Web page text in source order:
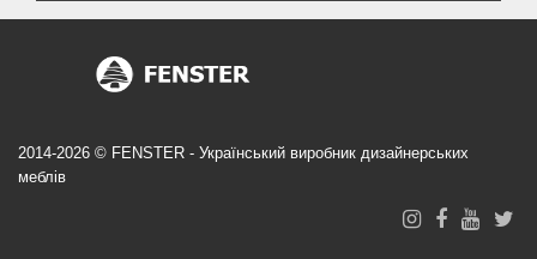
2014-2026 © FENSTER - Український виробник дизайнерських
меблів